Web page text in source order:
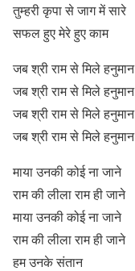
तुम्हरी कृपा से जाग में सारे
सफल हुए मेरे हुए काम
जब श्री राम से मिले हनुमान
जब श्री राम से मिले हनुमान
जब श्री राम से मिले हनुमान
जब श्री राम से मिले हनुमान
माया उनकी कोई ना जाने
राम की लीला राम ही जाने
माया उनकी कोई ना जाने
राम की लीला राम ही जाने
हम उनके संतान